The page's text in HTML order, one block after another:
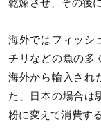
乾燥させ、その後
海外ではフィッシ
チリなどの魚の多
海外から輸入され
た、日本の場合は
粉に変えて消費す